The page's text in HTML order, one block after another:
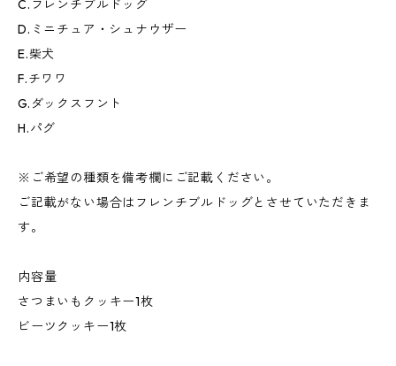
C.フレンチブルドッグ
D.ミニチュア・シュナウザー
E.柴犬
F.チワワ
G.ダックスフント
H.パグ
※ご希望の種類を備考欄にご記載ください。
ご記載がない場合はフレンチブルドッグとさせていただきま
す。
内容量
さつまいもクッキー1枚
ビーツクッキー1枚